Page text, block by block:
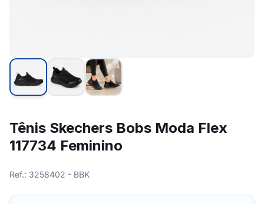
Tênis Skechers Bobs Moda Flex
117734 Feminino
Ref.: 3258402 - BBK